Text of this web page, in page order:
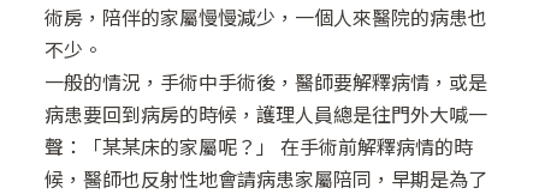
術房，陪伴的家屬慢慢減少，一個人來醫院的病患也
不少。
一般的情況，手術中手術後，醫師要解釋病情，或是
病患要回到病房的時候，護理人員總是往門外大喊一
聲：「某某床的家屬呢？」 在手術前解釋病情的時
候，醫師也反射性地會請病患家屬陪同，早期是為了